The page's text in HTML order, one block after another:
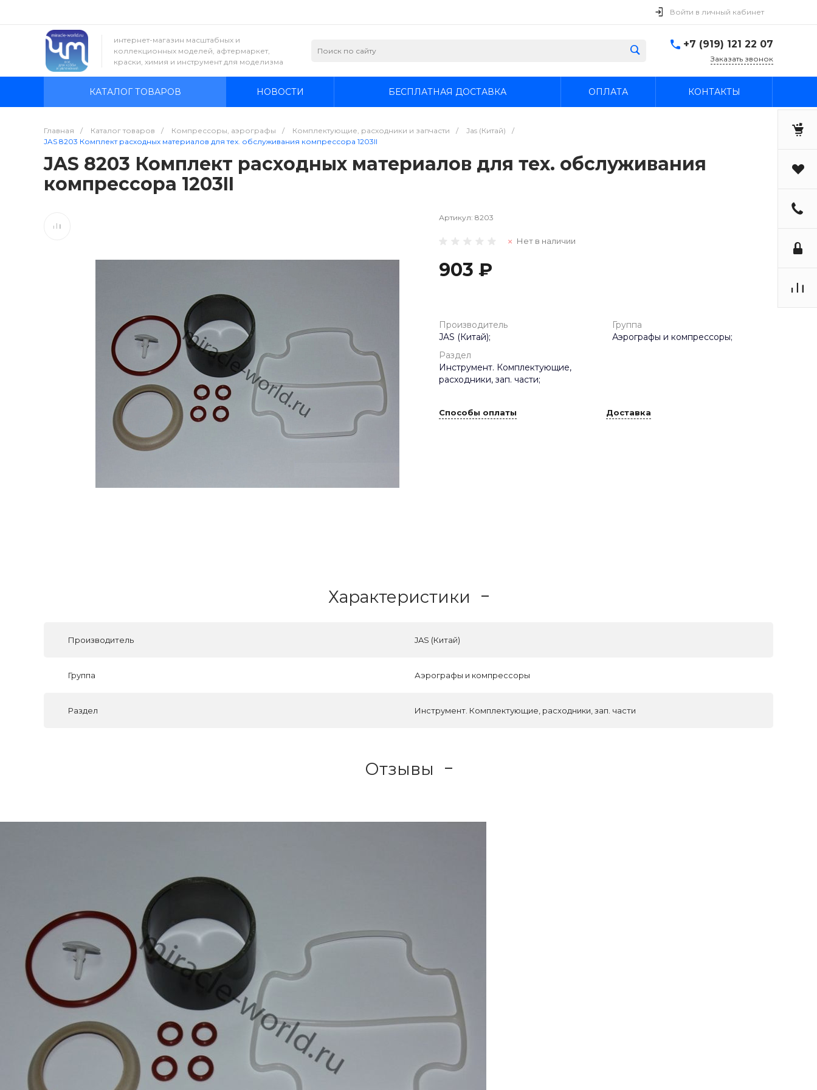
Войти в личный кабинет
интернет-магазин масштабных и
коллекционных моделей, афтермаркет,
краски, химия и инструмент для моделизма
+7 (919) 121 22 07
Заказать звонок
КАТАЛОГ ТОВАРОВ НОВОСТИ БЕСПЛАТНАЯ ДОСТАВКА ОПЛАТА КОНТАКТЫ
Главная / Каталог товаров / Компрессоры, аэрографы / Комплектующие, расходники и запчасти / Jas (Китай)
/
JAS 8203 Комплект расходных материалов для тех. обслуживания компрессора 1203II
JAS 8203 Комплект расходных материалов для тех. обслуживания
компрессора 1203II
Артикул: 8203
Нет в наличии
903 ₽
Производитель
JAS (Китай);
Группа
Аэрографы и компрессоры;
Раздел
Инструмент. Комплектующие,
расходники, зап. части;
Способы оплаты Доставка
Характеристики
Производитель JAS (Китай)
Группа Аэрографы и компрессоры
Раздел Инструмент. Комплектующие, расходники, зап. части
Отзывы